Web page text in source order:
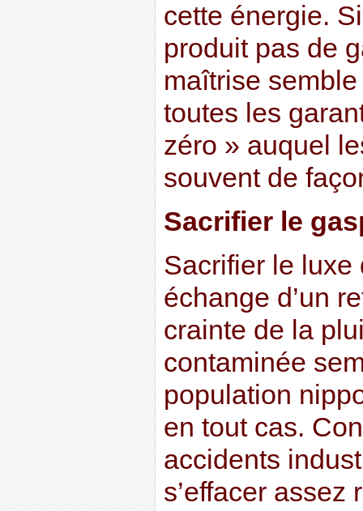
cette énergie.
produit pas de
maîtrise semble
toutes les
zéro » auquel
souvent de
Sacrifier le
Sacrifier le luxe
échange d’un
crainte de la
contaminée
population
en tout cas.
accidents
s’effacer assez